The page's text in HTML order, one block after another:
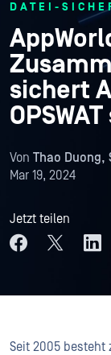
DATEI-
sichert
Von Thao
Mar 19, 2024
Jetzt teilen
Seit 2005 besteht